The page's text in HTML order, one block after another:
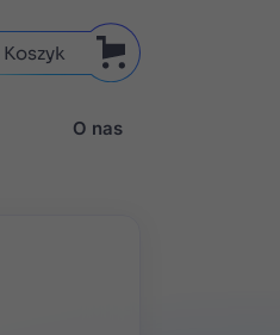
Koszyk
O nas